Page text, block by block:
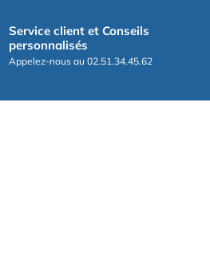
Service client et Conseils
personnalisés
Appelez-nous au 02.51.34.45.62